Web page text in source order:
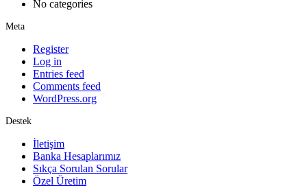
No categories
Meta
Register
Log in
Entries feed
Comments feed
WordPress.org
Destek
İletişim
Banka Hesaplarımız
Sıkça Sorulan Sorular
Özel Üretim